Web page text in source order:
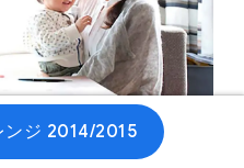
ンジ 2014/2015